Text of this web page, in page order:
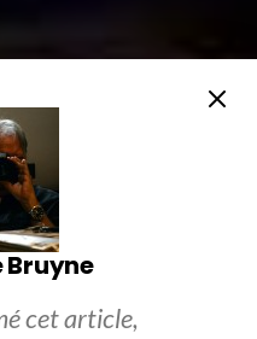
Bruyne
cet article,